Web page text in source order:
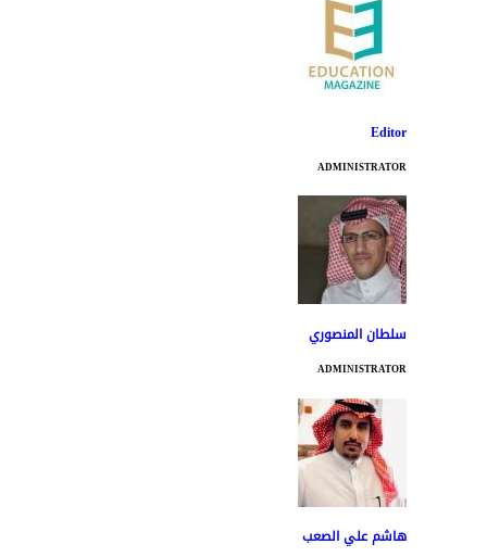
Editor
ADMINISTRATOR
سلطان المنصوري
ADMINISTRATOR
هاشم علي الصعب